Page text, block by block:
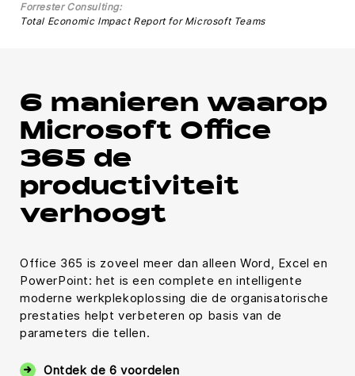
Forrester Consulting:
Total Economic Impact Report for Microsoft Teams
6 manieren waarop
Microsoft Office
365 de
productiviteit
verhoogt
Office 365 is zoveel meer dan alleen Word, Excel en
PowerPoint: het is een complete en intelligente
moderne werkplekoplossing die de organisatorische
prestaties helpt verbeteren op basis van de
parameters die tellen.
Ontdek de 6 voordelen